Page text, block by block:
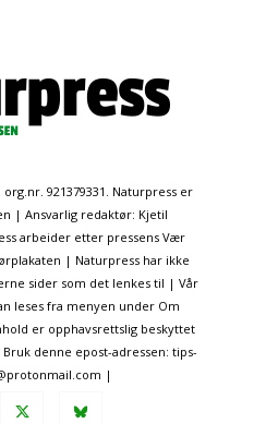
921379331. Naturpress er
| Ansvarlig redaktør: Kjetil
arbeider etter pressens Vær
| Naturpress har ikke
sider som det lenkes til | Vår
leses fra menyen under Om
er opphavsrettslig beskyttet
denne epost-adressen: tips-
|